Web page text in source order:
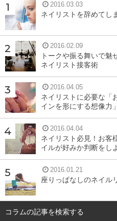
2016.03.03
ネイリストを辞めてし
2016.02.09
トークや振る舞いで魅
ネイリスト接客術
2016.04.05
ネイリストに必要な「
インを形にする想像力」
2016.04.04
ネイリスト必見！お客
イルが好みか判断をし
2016.01.21
座りっぱなしのネイル
コラムの記事を検索する